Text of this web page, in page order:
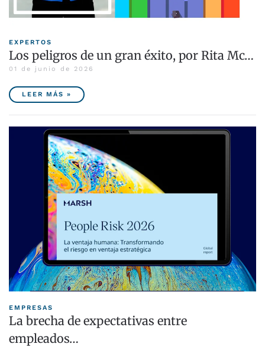
EXPERTOS
Los peligros de un gran éxito, por Rita Mc…
01 de junio de 2026
LEER MÁS »
EMPRESAS
La brecha de expectativas entre
empleados…